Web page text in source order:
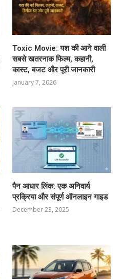
Toxic Movie: यश की आने वाली
सबसे खतरनाक फिल्म, कहानी,
कास्ट, बजट और पूरी जानकारी
January 7, 2026
पैन आधार लिंक: एक अनिवार्य
प्रक्रिया और संपूर्ण ऑनलाइन गाइड
December 23, 2025